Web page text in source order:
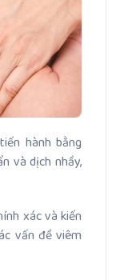
hành bằng
và dịch nhầy,
xác và kiến
vấn đề viêm